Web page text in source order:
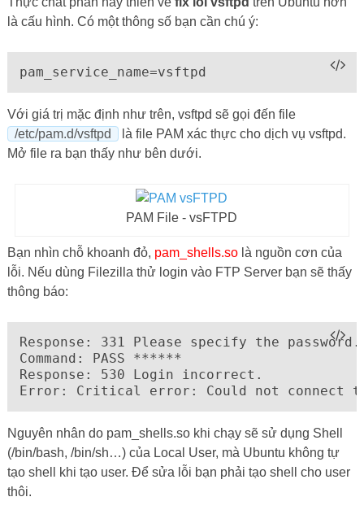
là cấu hình. Có một thông số bạn cần chú ý:
pam_service_name=vsftpd
Với giá trị mặc định như trên, vsftpd sẽ gọi đến file
/etc/pam.d/vsftpd
là file PAM xác thực cho dịch vụ vsftpd.
Mở file ra bạn thấy như bên dưới.
PAM File - vsFTPD
Bạn nhìn chỗ khoanh đỏ, pam_shells.solà nguồn cơn của
lỗi. Nếu dùng Filezilla thử login vào FTP Server bạn sẽ thấy
thông báo:
Response: 331 Please specify the password.
Command: PASS ******
Response: 530 Login incorrect.
Error: Critical error: Could not connect
Nguyên nhân do pam_shells.so khi chạy sẽ sử dụng Shell
(/bin/bash, /bin/sh…) của Local User, mà Ubuntu không tự
tạo shell khi tạo user. Để sửa lỗi bạn phải tạo shell cho user
thôi.